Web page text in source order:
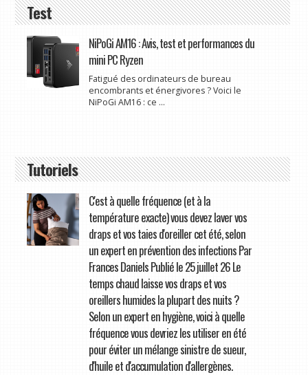
Test
NiPoGi AM16 : Avis, test et performances du
mini PC Ryzen
Fatigué des ordinateurs de bureau
encombrants et énergivores ? Voici le
NiPoGi AM16 : ce ...
Tutoriels
C'est à quelle fréquence (et à la
température exacte) vous devez laver vos
draps et vos taies d'oreiller cet été, selon
un expert en prévention des infections Par
Frances Daniels Publié le 25 juillet 26 Le
temps chaud laisse vos draps et vos
oreillers humides la plupart des nuits ?
Selon un expert en hygiène, voici à quelle
fréquence vous devriez les utiliser en été
pour éviter un mélange sinistre de sueur,
d'huile et d'accumulation d'allergènes.